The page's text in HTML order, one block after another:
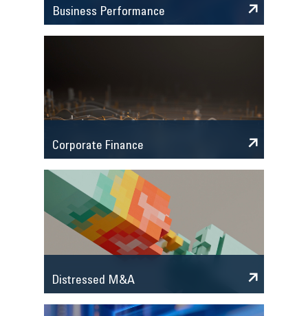
Business Performance
Corporate Finance
Distressed M&A